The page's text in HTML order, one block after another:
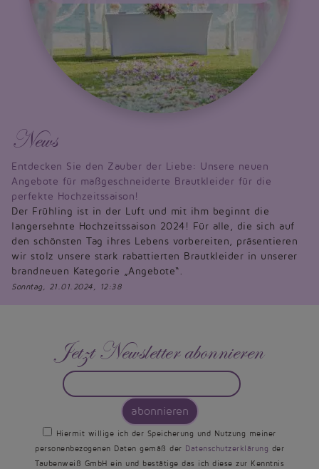
News
Entdecken Sie den Zauber der Liebe: Unsere neuen
Angebote für maßgeschneiderte Brautkleider für die
perfekte Hochzeitssaison!
Der Frühling ist in der Luft und mit ihm beginnt die
langersehnte Hochzeitssaison 2024! Für alle, die sich auf
den schönsten Tag ihres Lebens vorbereiten, präsentieren
wir stolz unsere stark rabattierten Brautkleider in unserer
brandneuen Kategorie „Angebote“.
Sonntag, 21.01.2024, 12:38
Jetzt Newsletter abonnieren
abonnieren
Hiermit willige ich der Speicherung und Nutzung meiner
personenbezogenen Daten gemäß der Datenschutzerklärung der
Taubenweiß GmbH ein und bestätige das ich diese zur Kenntnis